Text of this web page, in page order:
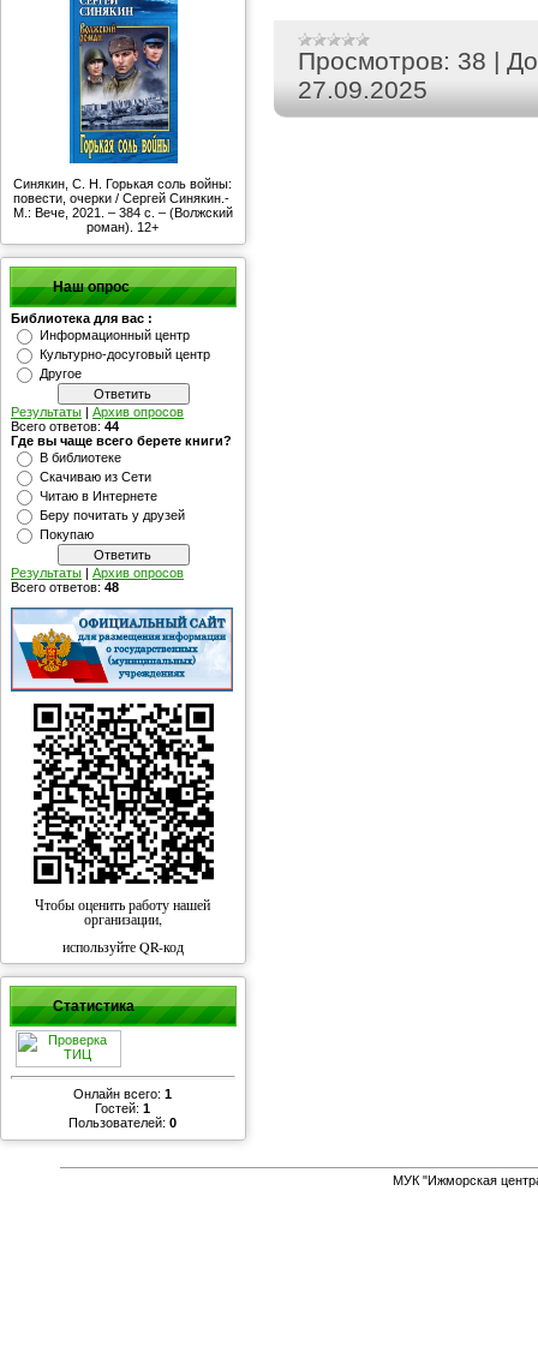
Синякин, С. Н. Горькая соль войны:
повести, очерки / Сергей Синякин.-
М.: Вече, 2021. – 384 с. – (Волжский
роман). 12+
Наш опрос
Библиотека для вас :
Информационный центр
Культурно-досуговый центр
Другое
Результаты | Архив опросов
Всего ответов: 44
Где вы чаще всего берете книги?
В библиотеке
Скачиваю из Сети
Читаю в Интернете
Беру почитать у друзей
Покупаю
Результаты | Архив опросов
Всего ответов: 48
Чтобы оценить работу нашей
организации,
используйте QR-код
Статистика
Онлайн всего:1
Гостей:1
Пользователей:0
Просмотров: 38 |
27.09.2025
МУК "Ижморская